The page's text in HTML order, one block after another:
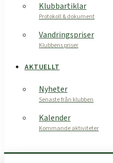
Klubbartiklar
Protokoll & dokument
Vandringspriser
Klubbens priser
AKTUELLT
Nyheter
Senaste från klubben
Kalender
Kommande aktiviteter